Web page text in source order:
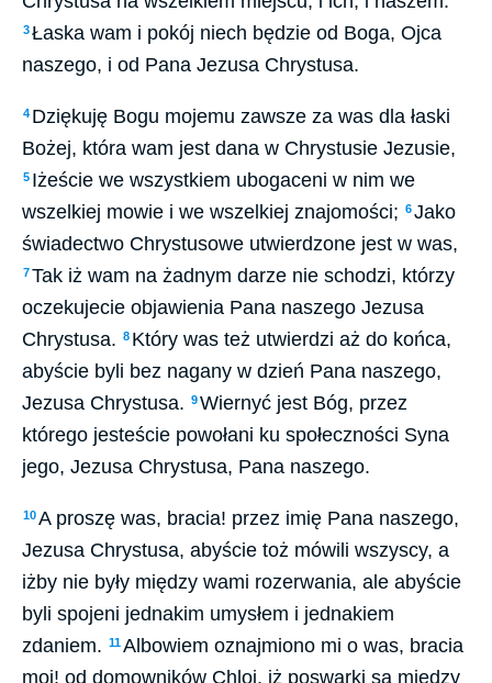
3Łaska wam i pokój niech będzie od Boga, Ojca
naszego, i od Pana Jezusa Chrystusa.
4 Dziękuję Bogu mojemu zawsze za was dla łaski
Bożej, która wam jest dana w Chrystusie Jezusie,
5 Iżeście we wszystkiem ubogaceni w nim we
wszelkiej mowie i we wszelkiej znajomości; 6Jako
świadectwo Chrystusowe utwierdzone jest w was,
7Tak iż wam na żadnym darze nie schodzi, którzy
oczekujecie objawienia Pana naszego Jezusa
Chrystusa. 8 Który was też utwierdzi aż do końca,
abyście byli bez nagany w dzień Pana naszego,
Jezusa Chrystusa. 9Wiernyć jest Bóg, przez
którego jesteście powołani ku społeczności Syna
jego, Jezusa Chrystusa, Pana naszego.
10A proszę was, bracia! przez imię Pana naszego,
Jezusa Chrystusa, abyście toż mówili wszyscy, a
iżby nie były między wami rozerwania, ale abyście
byli spojeni jednakim umysłem i jednakiem
zdaniem. 11Albowiem oznajmiono mi o was, bracia
moi! od domowników Chloi, iż poswarki są między